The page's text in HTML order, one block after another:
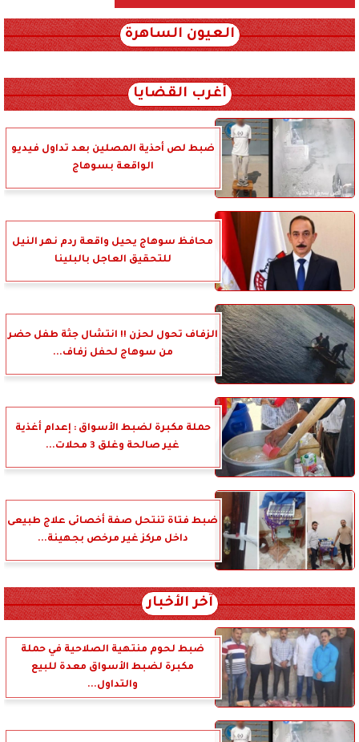
العيون الساهرة
أغرب القضايا
ضبط لص أحذية المصلين بعد تداول فيديو
الواقعة بسوهاج
محافظ سوهاج يحيل واقعة ردم نهر النيل
للتحقيق العاجل بالبلينا
الزفاف تحول لحزن !! انتشال جثة طفل حضر
من سوهاج لحفل زفاف...
حملة مكبرة لضبط الأسواق : إعدام أغذية
غير صالحة وغلق 3 محلات...
ضبط فتاة تنتحل صفة أخصائى علاج طبيعى
داخل مركز غير مرخص بجهينة...
آخر الأخبار
ضبط لحوم منتهية الصلاحية في حملة
مكبرة لضبط الأسواق معدة للبيع
والتداول...